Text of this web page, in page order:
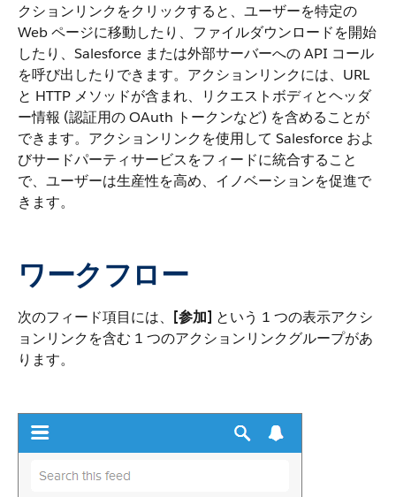
クションリンクをクリックすると、ユーザーを特定の
Web ページに移動したり、ファイルダウンロードを開始
したり、Salesforce または外部サーバーへの API コール
を呼び出したりできます。アクションリンクには、URL
と HTTP メソッドが含まれ、リクエストボディとヘッダ
ー情報 (認証用の OAuth トークンなど) を含めることが
できます。アクションリンクを使用して Salesforce およ
びサードパーティサービスをフィードに統合すること
で、ユーザーは生産性を高め、イノベーションを促進で
きます。
ワークフロー
次のフィード項目には、 [参加] という 1 つの表示アクシ
ョンリンクを含む 1 つのアクションリンクグループがあ
ります。